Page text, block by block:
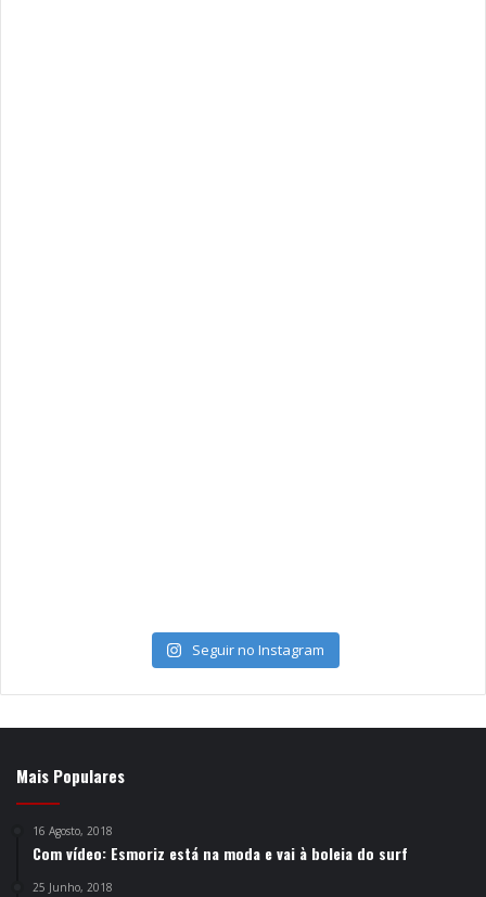
Seguir no Instagram
Mais Populares
16 Agosto, 2018
Com vídeo: Esmoriz está na moda e vai à boleia do surf
25 Junho, 2018